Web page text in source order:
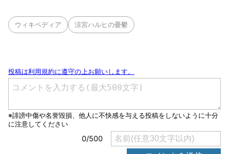
ウィキペディア 涼宮ハルヒの憂鬱